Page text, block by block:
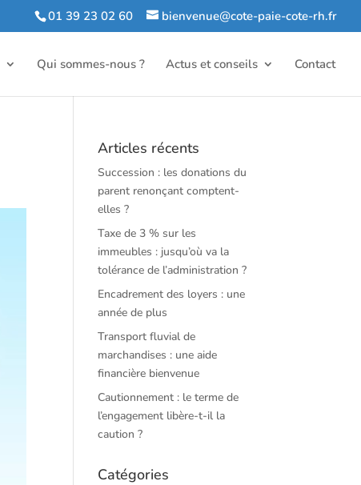
01 39 23 02 60 bienvenue@cote-paie-cote-rh.fr
Qui sommes-nous ? Actus et conseils Contact
Articles récents
Succession : les donations du
parent renonçant comptent-
elles ?
Taxe de 3 % sur les
immeubles : jusqu’où va la
tolérance de l’administration ?
Encadrement des loyers : une
année de plus
Transport fluvial de
marchandises : une aide
financière bienvenue
Cautionnement : le terme de
l’engagement libère-t-il la
caution ?
Catégories